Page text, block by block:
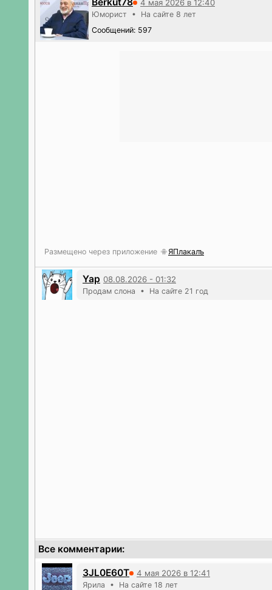
4 мая 2026 в 12:40
Юморист • На сайте 8 лет
Сообщений: 597
Размещено через приложение ЯПлакалъ
Yap 08.08.2026 - 01:32
Продам слона • На сайте 21 год
Все комментарии:
3JL0E60T 4 мая 2026 в 12:41
Ярила • На сайте 18 лет